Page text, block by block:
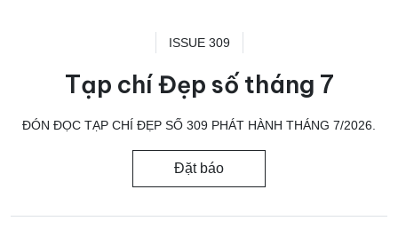
ISSUE 309
Tạp chí Đẹp số tháng 7
ĐÓN ĐỌC TẠP CHÍ ĐẸP SỐ 309 PHÁT HÀNH THÁNG 7/2026.
Đặt báo